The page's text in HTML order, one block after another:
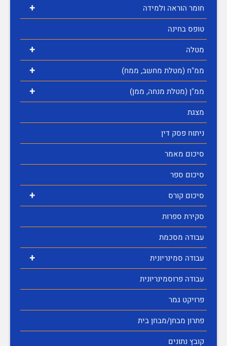
+
חומר הוראה ולמידה
טופס בחינה
+ מטלה
+ ממ"ח (מטלת מחשב, ממח)
+
ממ"ן (מטלת מנחה, ממן)
מצגת
ניתוח פסק דין
סיכום מאמר
סיכום ספר
+
סיכום קורס
סקירת ספרות
עבודה מסכמת
+
עבודה סמינריונית
עבודה פרוסמינריונית
פרויקט גמר
פתרון מבחן/מבחן בית
קובץ נתונים